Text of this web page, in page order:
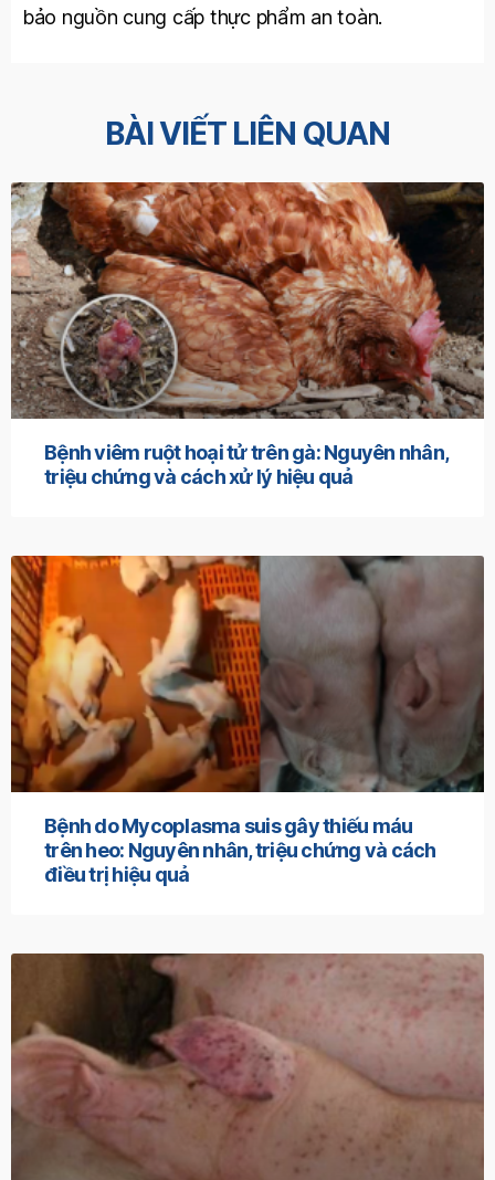
bảo nguồn cung cấp thực phẩm an toàn.
BÀI VIẾT LIÊN QUAN
Bệnh viêm ruột hoại tử trên gà: Nguyên nhân,
triệu chứng và cách xử lý hiệu quả
Bệnh do Mycoplasma suis gây thiếu máu
trên heo: Nguyên nhân, triệu chứng và cách
điều trị hiệu quả